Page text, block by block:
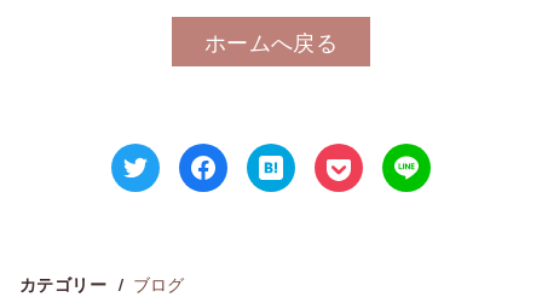
ホームへ戻る
カテゴリー ブログ